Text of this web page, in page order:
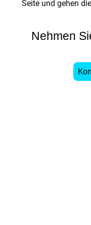
Seite und gehen
Nehmen